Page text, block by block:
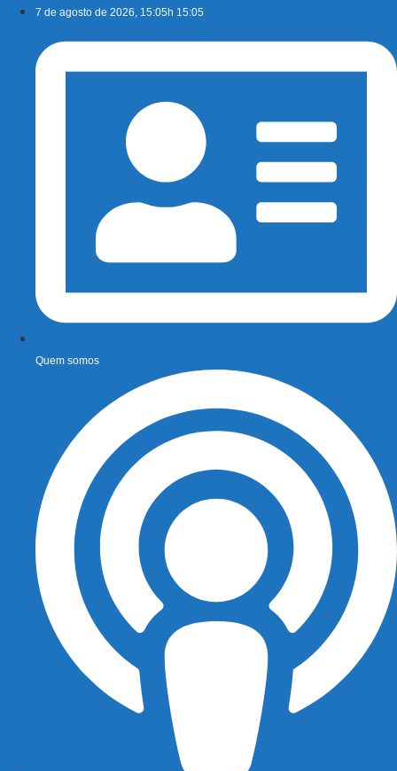
conteúdo
7 de agosto de 2026, 15:05h 15:05
Quem somos